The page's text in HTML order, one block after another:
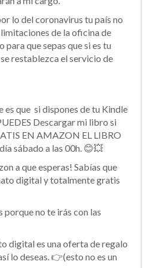
lo del coronavirus tu país no
de la oficina de
que sepas que si es tu
restablezca el servicio de
que si dispones de tu Kindle
Descargar mi libro si
EN AMAZON EL LIBRO
sábado a las 00h. 😊💥
a que esperas! Sabías que
digital y totalmente gratis
porque no te irás con las
digital es una oferta de regalo
lo deseas. 👉(esto no es un